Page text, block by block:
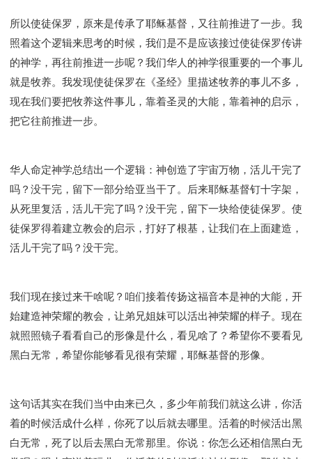
所以使徒保罗，原来是传承了耶稣基督，又往前推进了一步。我
照着这个逻辑来思考的时候，我们是不是应该接过使徒保罗传讲
的神学，再往前推进一步呢？我们华人的神学很重要的一个事儿
就是牧养。我发现使徒保罗在《圣经》里描述牧养的事儿不多，
现在我们要把牧养这件事儿，靠着圣灵的大能，靠着神的启示，
把它往前推进一步。
华人命定神学总结出一个逻辑：神创造了宇宙万物，活儿干完了
吗？没干完，留下一部分给亚当干了。后来耶稣基督钉十字架，
从死里复活，活儿干完了吗？没干完，留下一块给使徒保罗。使
徒保罗得着建立教会的启示，打好了根基，让我们在上面建造，
活儿干完了吗？没干完。
我们现在接过来干啥呢？咱们接着传扬这福音本是神的大能，开
始建造神荣耀的教会，让弟兄姐妹可以活出神荣耀的样子。现在
就照照镜子看看自己的形像是什么，看见啥了？希望你不要看见
黑白无常，希望你能够看见很有荣耀，耶稣基督的形像。
这句话其实在我们当中由来已久，多少年前我们就这么讲，你活
着的时候活成什么样，你死了以后就去哪里。活着的时候活出黑
白无常，死了以后去黑白无常那里。你说：你怎么还相信黑白无